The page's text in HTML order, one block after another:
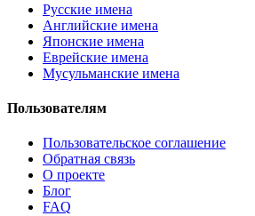
Русские имена
Английские имена
Японские имена
Еврейские имена
Мусульманские имена
Пользователям
Пользовательское соглашение
Обратная связь
О проекте
Блог
FAQ